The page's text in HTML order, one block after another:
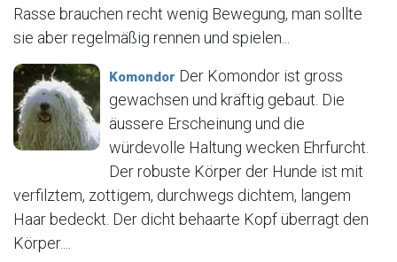
Rasse brauchen recht wenig Bewegung, man sollte
sie aber regelmäßig rennen und spielen...
Komondor Der Komondor ist gross
gewachsen und kräftig gebaut. Die
äussere Erscheinung und die
würdevolle Haltung wecken Ehrfurcht.
Der robuste Körper der Hunde ist mit
verfilztem, zottigem, durchwegs dichtem, langem
Haar bedeckt. Der dicht behaarte Kopf überragt den
Körper....